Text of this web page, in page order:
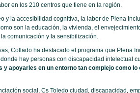
en los 210 centros que tiene en la región.
y la accesibilidad cognitiva, la labor de Plena
son la educación, la vivienda, el
comunicación y la sensibilización.
Collado ha destacado el programa que Plena
hay personas con discapacidad intelectual
y apoyarles en un entorno tan complejo como lo
social , Cs Toledo ciudad , discapacidad ,